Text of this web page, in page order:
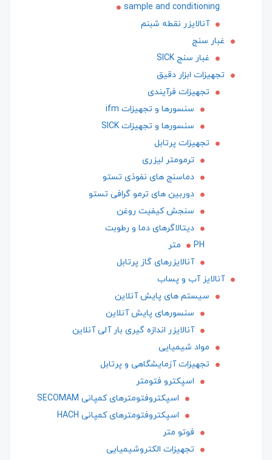
sample and conditioning
آنالایزر نقطه شبنم
غبار سنج
غبار سنج SICK
تجهیزات ابزار دقیق
تجهیزات فرآیندی
سنسورها و تجهیزات ifm
سنسورها و تجهیزات SICK
تجهیزات پرتابل
ترمومتر لیزری
دماسنج های نفوذی تستو
دوربین های ترمو گرافی تستو
سنجش کیفیت روغن
دیتالاگرهای دما و رطوبت
PH متر
آنالایزرهای گاز پرتابل
آنالایز آب و پساب
سیستم های پایش آنلاین
سنسورهای پایش آنلاین
آنالایزر اندازه گیری بار آلی آنلاین
مواد شیمیایی
تجهیزات آزمایشگاهی و پرتابل
اسپکترو فتومتر
اسپکتروفتومترهای کمپانی SECOMAM
اسپکتروفتومترهای کمپانی HACH
فوتو متر
تجهیزات الکتروشیمیایی